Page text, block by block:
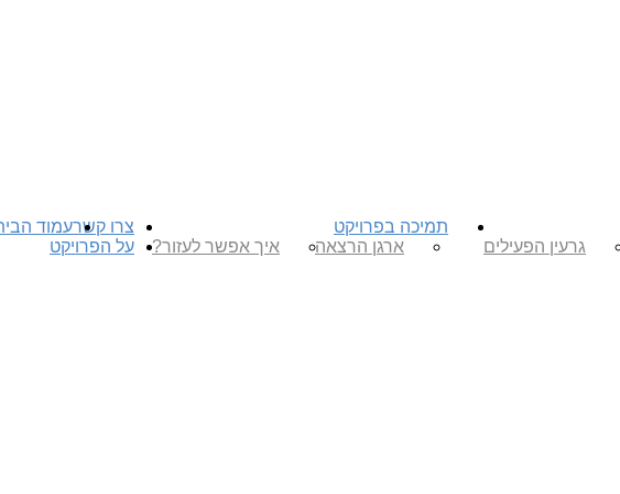
גרעין הפעילים
תמיכה בפרויקט
ארגן הרצאה
איך אפשר לעזור?
צרו קשרעמוד
על הפרויקט